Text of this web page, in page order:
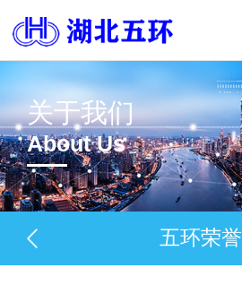
关于我们
About Us
五环荣誉